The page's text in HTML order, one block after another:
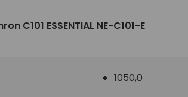
C101 ESSENTIAL NE-C101-E
1050,0